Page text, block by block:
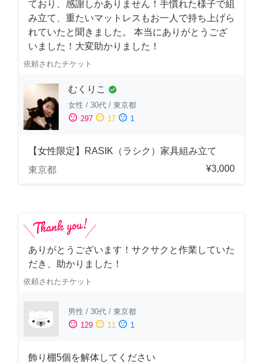
ており、感謝しかありません！手慣れた様子で組
み立て、重たいマットレスもお一人で持ち上げら
れていたと聞きました。 本当にありがとうござ
いました！大変助かりました！
依頼されたチケット
むくりこ check_circle
女性 / 30代 / 東京都
sentiment_satisfied 297 sentiment_neutral 17 sentiment_dissatisfied 1
【女性限定】RASIK（ラシク）家具組み立て
東京都
¥3,000
ありがとうございます！サクサクと作業していた
だき、助かりました！
依頼されたチケット
男性 / 30代 / 東京都
sentiment_satisfied 129 sentiment_neutral 11 sentiment_dissatisfied 1
飾り棚5個を解体してください